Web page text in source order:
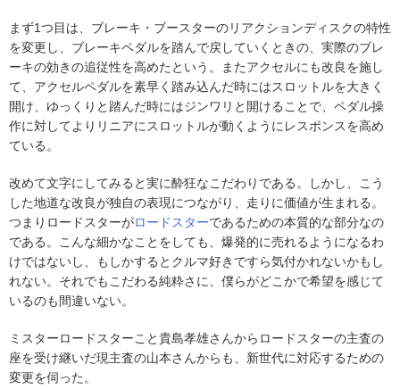
まず1つ目は、ブレーキ・ブースターのリアクションディスクの特性
を変更し、ブレーキペダルを踏んで戻していくときの、実際のブレ
ーキの効きの追従性を高めたという。またアクセルにも改良を施し
て、アクセルペダルを素早く踏み込んだ時にはスロットルを大きく
開け、ゆっくりと踏んだ時にはジンワリと開けることで、ペダル操
作に対してよりリニアにスロットルが動くようにレスポンスを高め
ている。
改めて文字にしてみると実に酔狂なこだわりである。しかし、こう
した地道な改良が独自の表現につながり、走りに価値が生まれる。
つまりロードスターがロードスターであるための本質的な部分なの
である。こんな細かなことをしても、爆発的に売れるようになるわ
けではないし、もしかするとクルマ好きですら気付かれないかもし
れない。それでもこだわる純粋さに、僕らがどこかで希望を感じて
いるのも間違いない。
ミスターロードスターこと貴島孝雄さんからロードスターの主査の
座を受け継いだ現主査の山本さんからも、新世代に対応するための
変更を伺った。